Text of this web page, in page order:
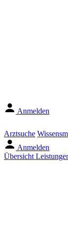
Anmelden
Arztsuche
Anmelden
Übersicht